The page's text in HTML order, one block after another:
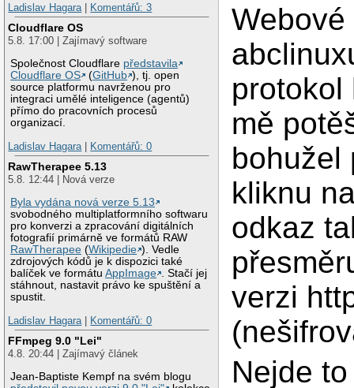
Ladislav Hagara
Komentářů: 3
Cloudflare OS
5.8. 17:00 | Zajímavý software
Společnost Cloudflare představila
Cloudflare OS
(GitHub ), tj. open
source platformu navrženou pro
integraci umělé inteligence (agentů)
přímo do pracovních procesů
organizací.
Ladislav Hagara
Komentářů: 0
RawTherapee 5.13
5.8. 12:44 | Nová verze
Byla vydána nová verze 5.13
svobodného multiplatformního softwaru
pro konverzi a zpracování digitálních
fotografií primárně ve formátů RAW
RawTherapee (Wikipedie ). Vedle
zdrojových kódů je k dispozici také
balíček ve formátuAppImage . Stačí jej
stáhnout, nastavit právo ke spuštění a
spustit.
Ladislav Hagara
Komentářů: 0
FFmpeg 9.0 "Lei"
4.8. 20:44 | Zajímavý článek
Jean-Baptiste Kempf na svém blogu
protokol
mě
bohužel
kliknu
odkaz
verzi
Nejde